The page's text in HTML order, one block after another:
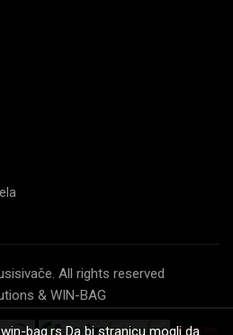
All rights reserved
& WIN-BAG
bag.rs Da bi stranicu mogli da